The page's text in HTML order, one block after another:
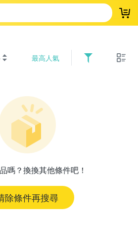
登
最高人氣
嗎？換換其他條件吧！
除條件再搜尋